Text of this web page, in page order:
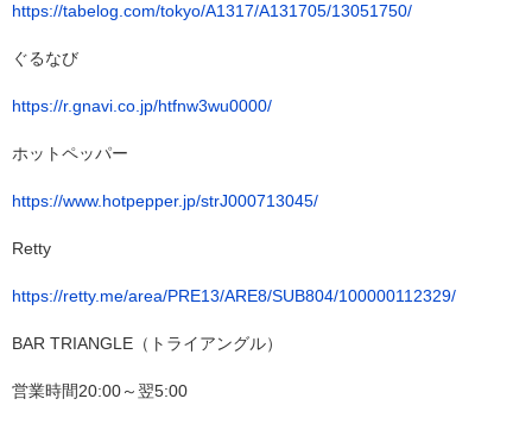
https://tabelog.com/tokyo/A1317/A131705/13051750/
ぐるなび
https://r.gnavi.co.jp/htfnw3wu0000/
ホットペッパー
https://www.hotpepper.jp/strJ000713045/
Retty
https://retty.me/area/PRE13/ARE8/SUB804/100000112329/
BAR TRIANGLE（トライアングル）
営業時間20:00～翌5:00